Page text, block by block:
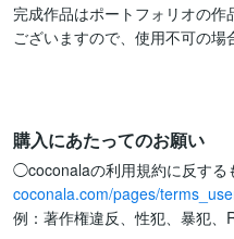
完成作品はポートフォリオの
ございますので、使用不可の場
購入にあたってのお願い
◯coconalaの利用規約に反する
coconala.com/pages/
例：著作権違反、性犯、暴犯、